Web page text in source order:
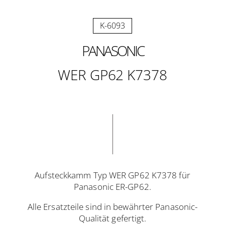
K-6093
PANASONIC
WER GP62 K7378
Aufsteckkamm Typ WER GP62 K7378 für
Panasonic ER-GP62.
Alle Ersatzteile sind in bewährter Panasonic-
Qualität gefertigt.